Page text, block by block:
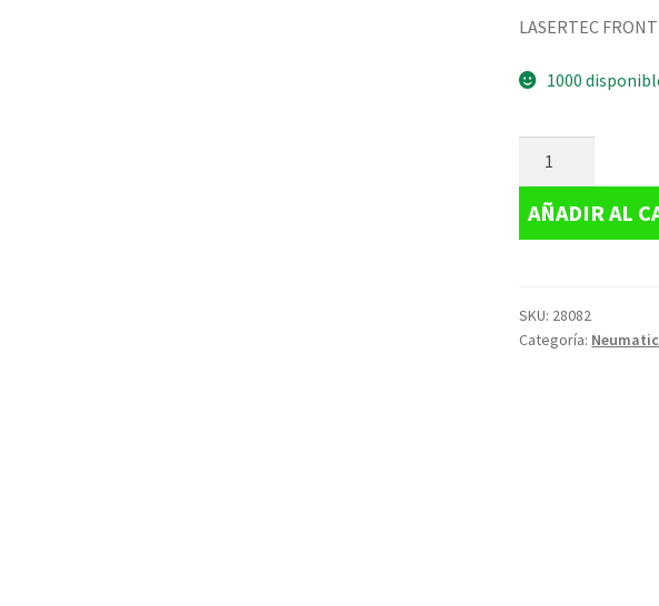
LASERTEC FRONT
1000
AÑADIR AL
SKU: 28082
Categoría: